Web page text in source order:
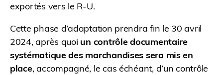
exportés vers le R-U.
Cette phase d’adaptation prendra fin le 30 avril
2024, après quoi un contrôle documentaire
systématique des marchandises sera mis en
place, accompagné, le cas échéant, d’un contrôle